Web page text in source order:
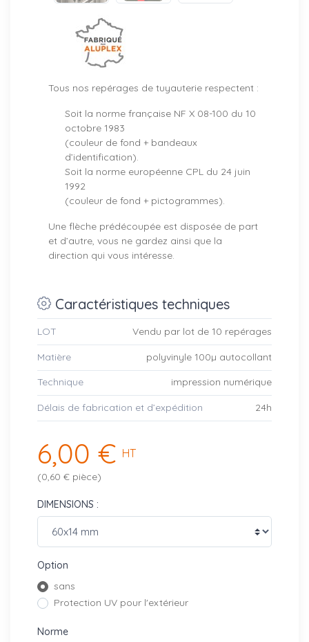
Tous nos repérages de tuyauterie respectent :
Soit la norme française NF X 08-100 du 10
octobre 1983
(couleur de fond + bandeaux
d’identification).
Soit la norme européenne CPL du 24 juin
1992
(couleur de fond + pictogrammes).
Une flèche prédécoupée est disposée de part
et d’autre, vous ne gardez ainsi que la
direction qui vous intéresse.
Caractéristiques techniques
LOT Vendu par lot de 10 repérages
Matière polyvinyle 100µ autocollant
Technique impression numérique
Délais de fabrication et d’expédition 24h
6,00 € HT
(0,60 € pièce)
DIMENSIONS :
Option
sans
Protection UV pour l'extérieur
Norme